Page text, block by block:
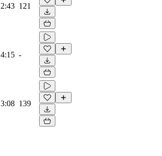
2:43 121
4:15 -
3:08 139